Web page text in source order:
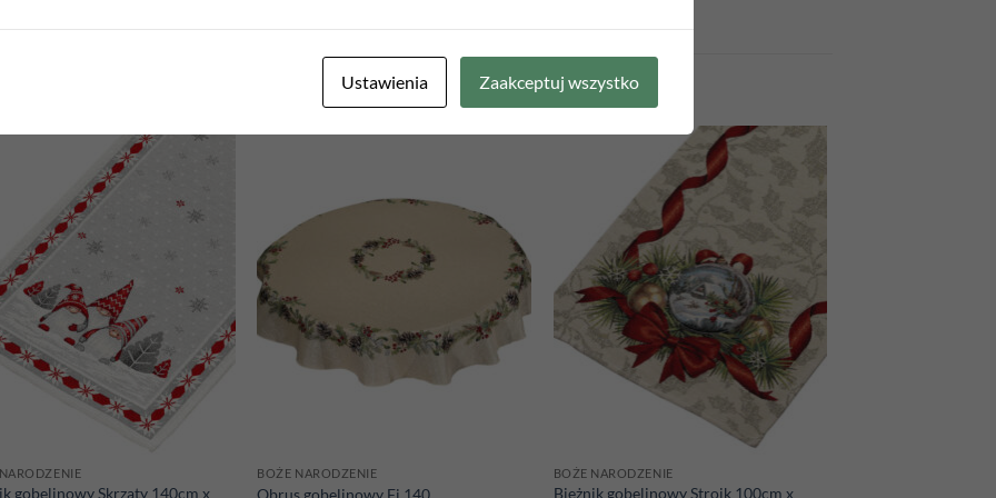
wishlist
gobelinowy Skrzaty 140cm x
BOŻE NARODZENIE BOŻE NARODZENIE
Bieżnik gobelinowy Stroik 100cm x
Ustawienia Zaakceptuj wszystko